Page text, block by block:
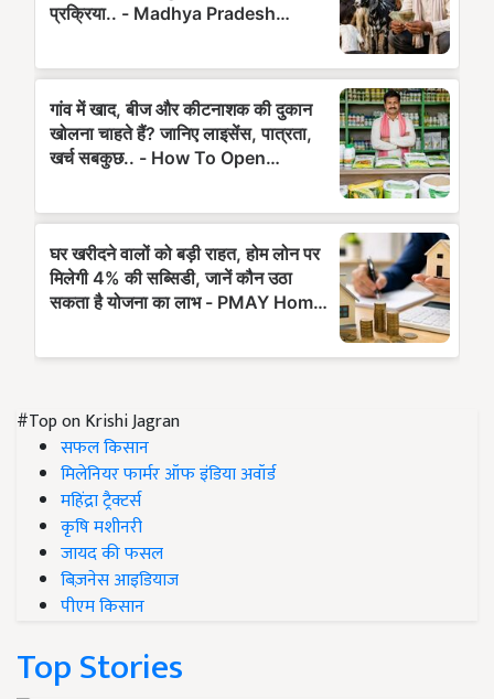
#Top on Krishi Jagran
सफल किसान
मिलेनियर फार्मर ऑफ इंडिया अवॉर्ड
महिंद्रा ट्रैक्टर्स
कृषि मशीनरी
जायद की फसल
बिज़नेस आइडियाज
पीएम किसान
Top Stories